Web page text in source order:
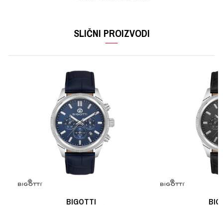
Ručni sat
Materijal sata
Materijal narukvice
SLIČNI PROIZVODI
BIGOTTI